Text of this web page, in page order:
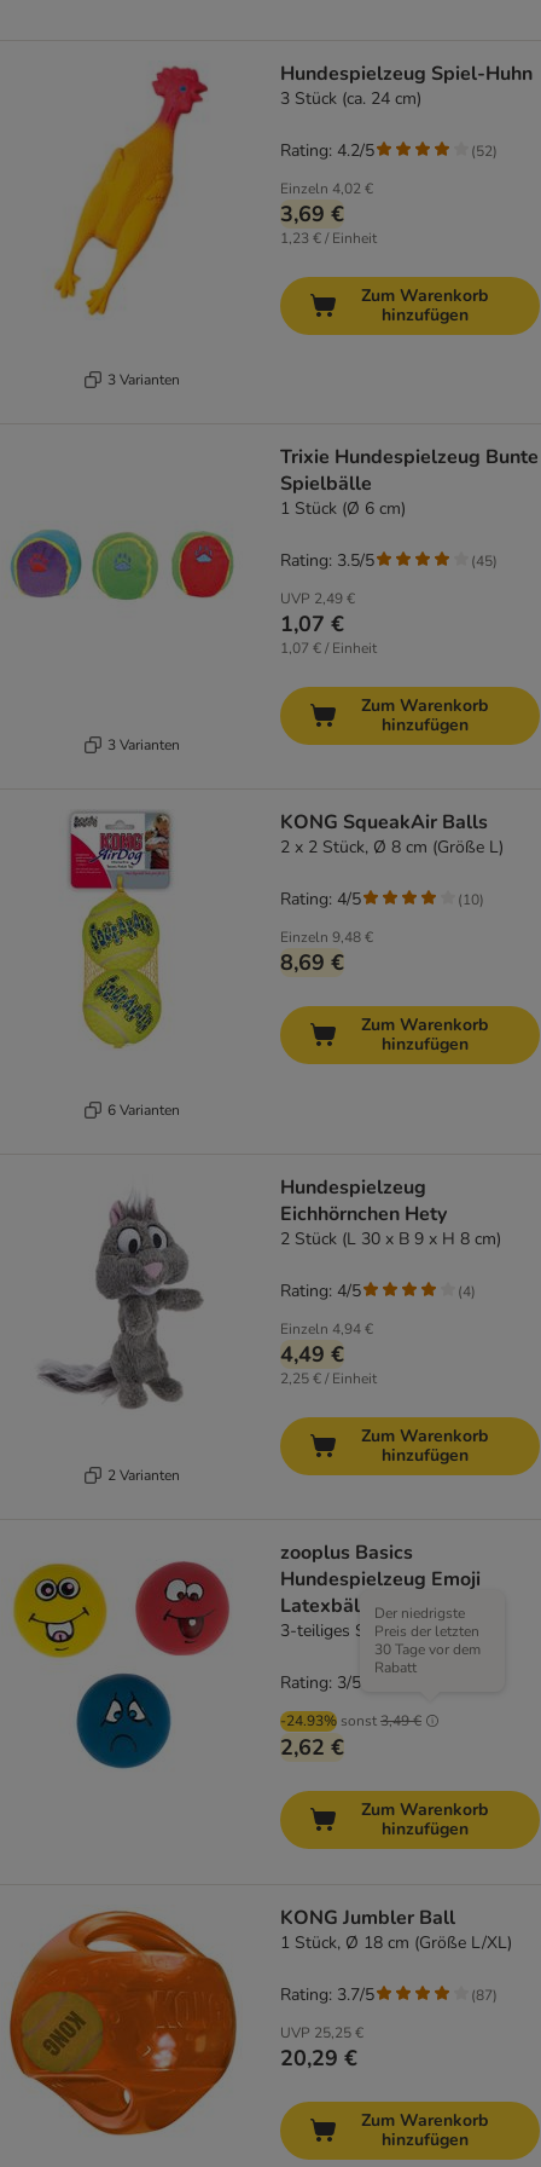
3 Varianten
Hundespielzeug Spiel-Huhn
3 Stück (ca. 24 cm)
Einzeln 4,02 €
3,69 €
1,23 € / Einheit
Rating: 4.2/5 (52)
Zum Warenkorb
hinzufügen
3 Varianten
Trixie Hundespielzeug Bunte
Spielbälle
1 Stück (Ø 6 cm)
UVP 2,49 €
1,07 €
1,07 € / Einheit
Rating: 3.5/5 (45)
Zum Warenkorb
hinzufügen
6 Varianten
KONG SqueakAir Balls
2 x 2 Stück, Ø 8 cm (Größe L)
Einzeln 9,48 €
8,69 €
Rating: 4/5 (10)
Zum Warenkorb
hinzufügen
2 Varianten
Hundespielzeug
Eichhörnchen Hety
2 Stück (L 30 x B 9 x H 8 cm)
Einzeln 4,94 €
4,49 €
2,25 € / Einheit
Rating: 4/5 (4)
Zum Warenkorb
hinzufügen
zooplus Basics
Hundespielzeug Emoji
Latexbälle
3-teiliges Set (je Ø 5 cm)
-24.93% sonst3,49 €
Der niedrigste
Preis der letzten
30 Tage vor dem
Rabatt
2,62 €
Rating: 3/5
Zum Warenkorb
hinzufügen
KONG Jumbler Ball
1 Stück, Ø 18 cm (Größe L/XL)
UVP 25,25 €
20,29 €
Rating: 3.7/5 (87)
Zum Warenkorb
hinzufügen